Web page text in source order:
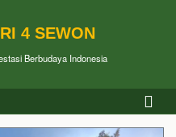
4 SEWON
Berbudaya Indonesia